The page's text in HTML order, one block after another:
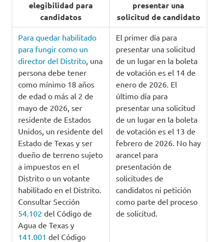
elegibilidad para
candidatos
presentar una
solicitud de candidato
Para quedar habilitado
para fungir como un
director del Distrito, una
persona debe tener
como mínimo 18 años
de edad o más al 2 de
mayo de 2026, ser
residente de Estados
Unidos, un residente del
Estado de Texas y ser
dueño de terreno sujeto
a impuestos en el
Distrito o un votante
habilitado en el Distrito.
Consultar Sección
54.102 del Código de
Agua de Texas y
141.001 del Código
El primer día para
presentar una solicitud
de un lugar en la boleta
de votación es el 14 de
enero de 2026. El
último día para
presentar una solicitud
de un lugar en la boleta
de votación es el 13 de
febrero de 2026. No hay
arancel para
presentación de
solicitudes de
candidatos ni petición
como parte del proceso
de solicitud.